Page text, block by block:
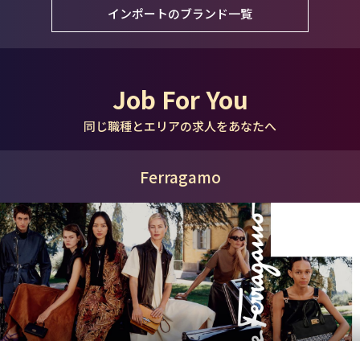
インポートのブランド一覧
Job For You
同じ職種とエリアの求人をあなたへ
Ferragamo